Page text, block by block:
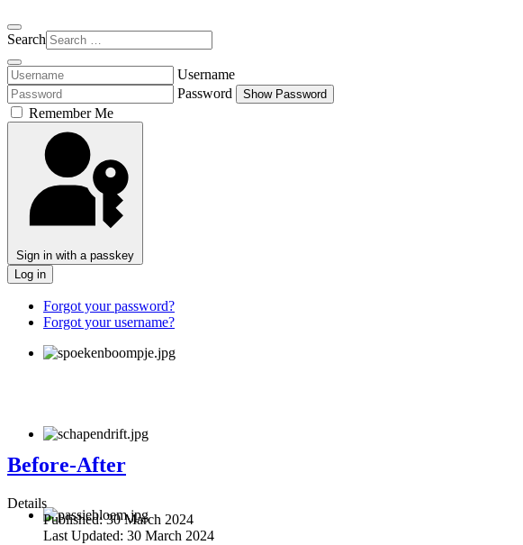
Search
Username
Password
Show Password
Remember Me
Sign in with a passkey
Log in
Forgot your password?
Forgot your username?
Before-After
Details
Published:30 March 2024
Last Updated: 30 March 2024